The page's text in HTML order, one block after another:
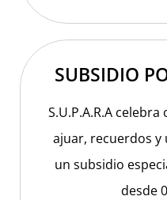
SUBSIDIO
S.U.P.A.R.A
ajuar, recuerdos y
un subsidio
desde